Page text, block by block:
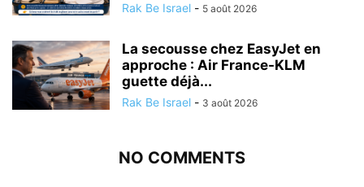
Rak Be Israel - 5 août 2026
La secousse chez EasyJet en
approche : Air France-KLM
guette déjà...
Rak Be Israel - 3 août 2026
NO COMMENTS